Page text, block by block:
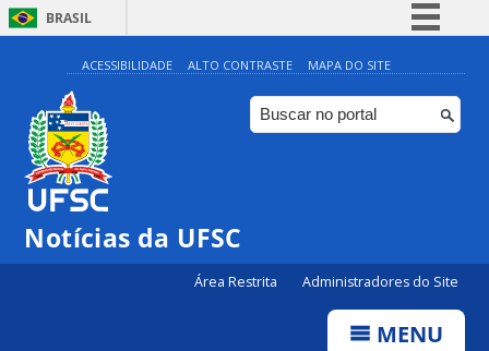
BRASIL
Simplifique!
Comunica BR
Participe
ACESSIBILIDADE ALTO CONTRASTE MAPA DO SITE
Notícias da UFSC
Área Restrita Administradores do Site
MENU